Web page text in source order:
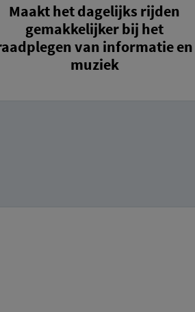
Maakt het dagelijks rijden
gemakkelijker bij het
van informatie en
muziek